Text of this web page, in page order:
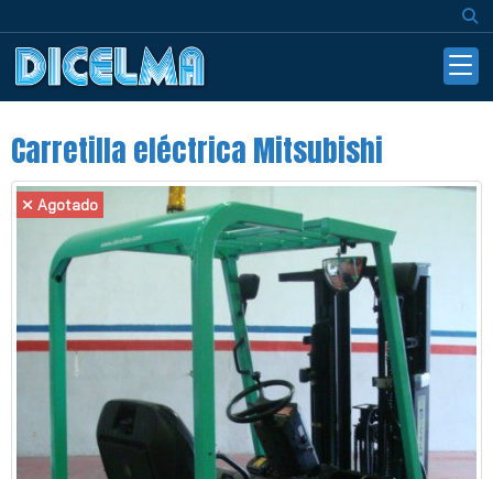
Carretilla eléctrica Mitsubishi
Agotado